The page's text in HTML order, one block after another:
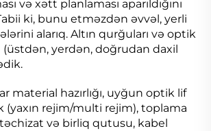
və xətt planlaması aparıldığını
ki, bunu etməzdən əvvəl, yerli
alarıq. Altın qurğuları və optik
yerdən, doğrudan daxil
material hazırlığı, uyğun optik lif
(yaxın rejim/multi rejim), toplama
və birliq qutusu, kabel